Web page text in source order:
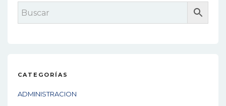
CATEGORÍAS
ADMINISTRACION